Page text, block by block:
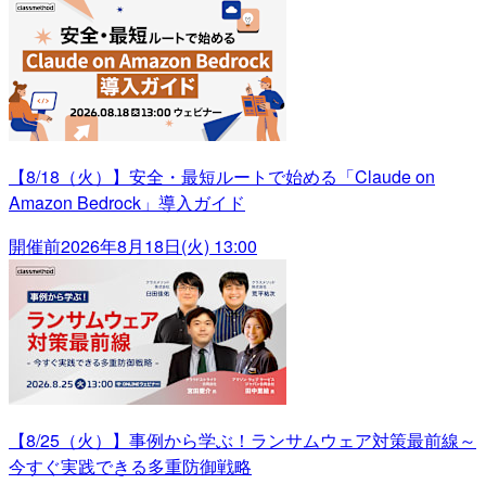
【8/18（火）】安全・最短ルートで始める「Claude on
Amazon Bedrock」導入ガイド
開催前2026年8月18日(火) 13:00
【8/25（火）】事例から学ぶ！ランサムウェア対策最前線～
今すぐ実践できる多重防御戦略